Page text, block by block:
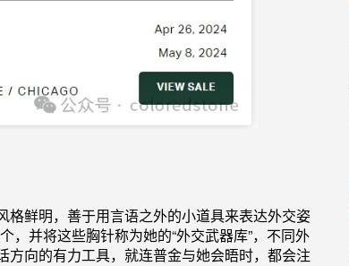
鲜明，善于用言语之外的小道具来表达外交姿
，并将这些胸针称为她的“外交武器库”，不同外
向的有力工具，就连普金与她会晤时，都会注